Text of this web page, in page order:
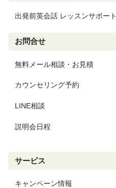
出発前英会話 レッスンサポート
お問合せ
無料メール相談・お見積
カウンセリング予約
LINE相談
説明会日程
サービス
キャンペーン情報